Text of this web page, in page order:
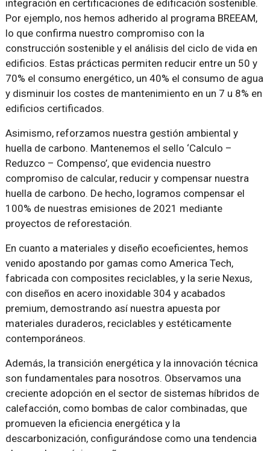
integración en certificaciones de edificación sostenible.
Por ejemplo, nos hemos adherido al programa BREEAM,
lo que confirma nuestro compromiso con la
construcción sostenible y el análisis del ciclo de vida en
edificios. Estas prácticas permiten reducir entre un 50 y
70% el consumo energético, un 40% el consumo de agua
y disminuir los costes de mantenimiento en un 7 u 8% en
edificios certificados.
Asimismo, reforzamos nuestra gestión ambiental y
huella de carbono. Mantenemos el sello ‘Calculo –
Reduzco – Compenso’, que evidencia nuestro
compromiso de calcular, reducir y compensar nuestra
huella de carbono. De hecho, logramos compensar el
100% de nuestras emisiones de 2021 mediante
proyectos de reforestación.
En cuanto a materiales y diseño ecoeficientes, hemos
venido apostando por gamas como America Tech,
fabricada con composites reciclables, y la serie Nexus,
con diseños en acero inoxidable 304 y acabados
premium, demostrando así nuestra apuesta por
materiales duraderos, reciclables y estéticamente
contemporáneos.
Además, la transición energética y la innovación técnica
son fundamentales para nosotros. Observamos una
creciente adopción en el sector de sistemas híbridos de
calefacción, como bombas de calor combinadas, que
promueven la eficiencia energética y la
descarbonización, configurándose como una tendencia